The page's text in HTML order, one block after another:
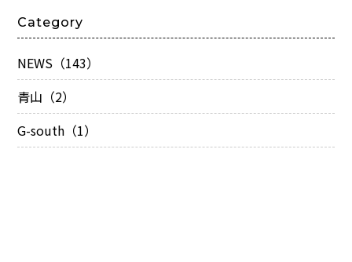
Category
NEWS（143）
青山（2）
G-south（1）